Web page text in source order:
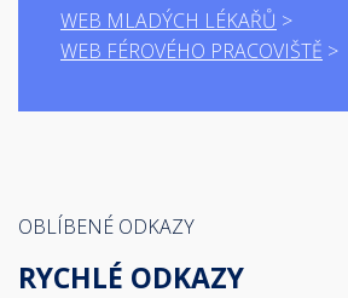
WEB MLADÝCH LÉKAŘŮ
WEB FÉROVÉHO PRACOVIŠTĚ
OBLÍBENÉ ODKAZY
RYCHLÉ ODKAZY